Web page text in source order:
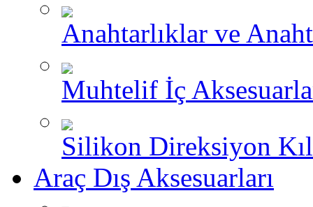
Anahtarlıklar ve
Muhtelif İç
Silikon Direksiyon
Araç Dış Aksesuarları